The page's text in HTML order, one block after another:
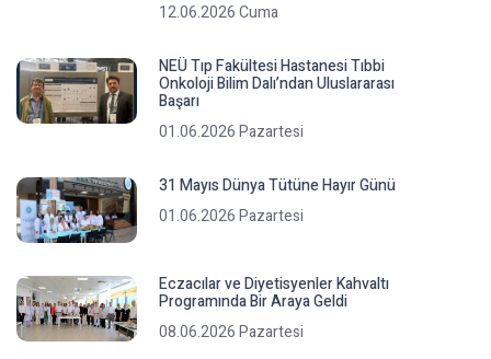
12.06.2026 Cuma
NEÜ Tıp Fakültesi Hastanesi Tıbbi
Onkoloji Bilim Dalı’ndan Uluslararası
Başarı
01.06.2026 Pazartesi
31 Mayıs Dünya Tütüne Hayır Günü
01.06.2026 Pazartesi
Eczacılar ve Diyetisyenler Kahvaltı
Programında Bir Araya Geldi
08.06.2026 Pazartesi